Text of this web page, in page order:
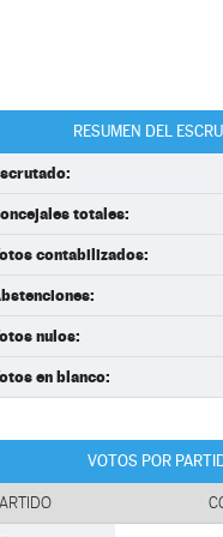
RESUMEN DEL
totales:
contabilizados:
nulos:
en blanco:
VOTOS POR